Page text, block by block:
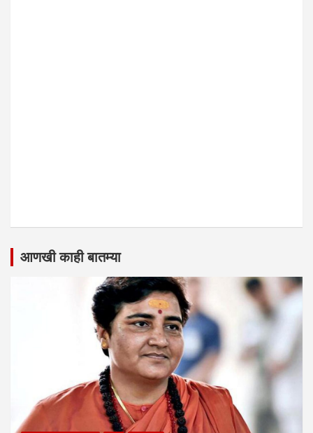
आणखी काही बातम्या